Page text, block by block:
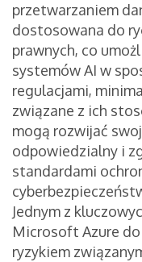
przetwarzaniem
dostosowana do
prawnych, co
systemów AI w
regulacjami,
związane z ich
mogą rozwijać
odpowiedzialny i
standardami
Jednym z
Microsoft Azure do
ryzykiem